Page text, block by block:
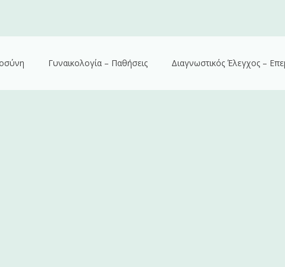
Γυναικολογία – Παθήσεις Διαγνωστικός Έλεγχος –